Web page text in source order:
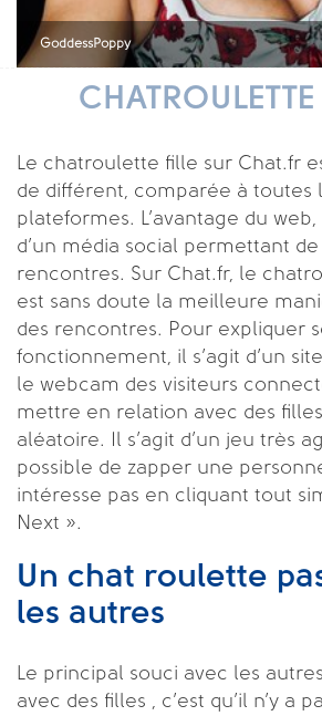
GoddessPoppy
CHATROULETTE
Le chatroulette fille sur Chat.fr
de différent, comparée à toutes
plateformes. L’avantage du web,
d’un média social permettant
rencontres. Sur Chat.fr, le
est sans doute la meilleure
des rencontres. Pour expliquer
fonctionnement, il s’agit d’un
le webcam des visiteurs
mettre en relation avec des
aléatoire. Il s’agit d’un jeu très
possible de zapper une
intéresse pas en cliquant tout
Next ».
Un chat roulette
les autres
Le principal souci avec les
avec des filles , c’est qu’il n’y a